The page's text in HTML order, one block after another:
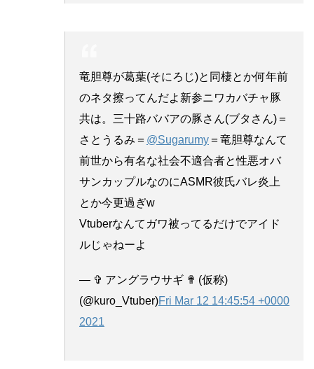
竜胆尊が葛葉(そにろじ)と同棲とか何年前
のネタ擦ってんだよ新参ニワカバチャ豚
共は。三十路ババアの豚さん(ブタさん)＝
さとうるみ＝ @Sugarumy ＝竜胆尊なんて
前世から有名な社会不適合者と性悪オバ
サンカップルなのにASMR彼氏バレ炎上
とか今更過ぎw
Vtuberなんてガワ被ってるだけでアイド
ルじゃねーよ
— ✞ アングラウサギ ✟ (仮称)
(@kuro_Vtuber)Fri Mar 12 14:45:54 +0000
2021